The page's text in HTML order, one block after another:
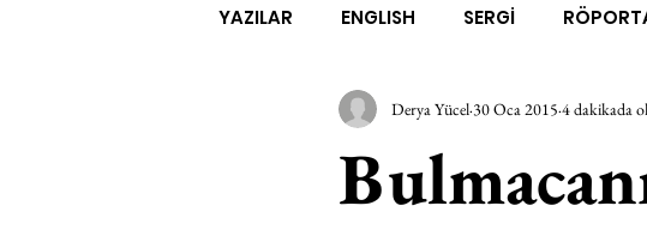
YAZILAR ENGLISH SERGİ
EDEBİYAT SİNEMA ARAŞTIRMA
MÜZİK EGZERSİZLER
Derya Yücel 30 Oca 2015 4 dakikada